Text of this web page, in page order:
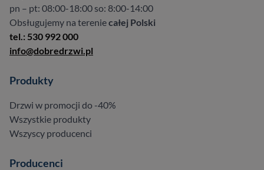
pn – pt: 08:00-18:00 so: 8:00-14:00
Obsługujemy na tereniecałej Polski
tel.: 530 992 000
info@dobredrzwi.pl
Produkty
Drzwi w promocji do -40%
Wszystkie produkty
Wszyscy producenci
Producenci